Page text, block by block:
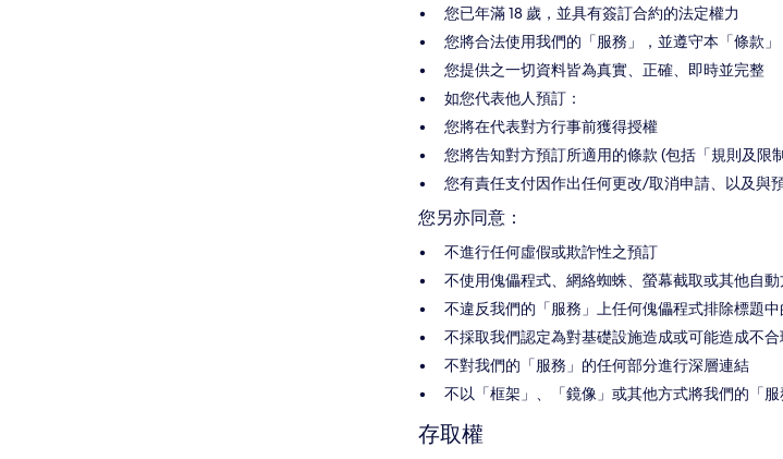
您已年滿 18 歲，並具有簽訂合約的法定權力
您將合法使用我們的「服務」，並遵守本「條款」
您提供之一切資料皆為真實、正確、即時並完整
如您代表他人預訂：
您將在代表對方行事前獲得授權
您將告知對方預訂所適用的條款 (包括「規則及限
您有責任支付因作出任何更改/取消申請、以及與
您另亦同意：
不進行任何虛假或欺詐性之預訂
不使用傀儡程式、網絡蜘蛛、螢幕截取或其他自
不違反我們的「服務」上任何傀儡程式排除標題
不採取我們認定為對基礎設施造成或可能造成不
不對我們的「服務」的任何部分進行深層連結
不以「框架」、「鏡像」或其他方式將我們的「
存取權